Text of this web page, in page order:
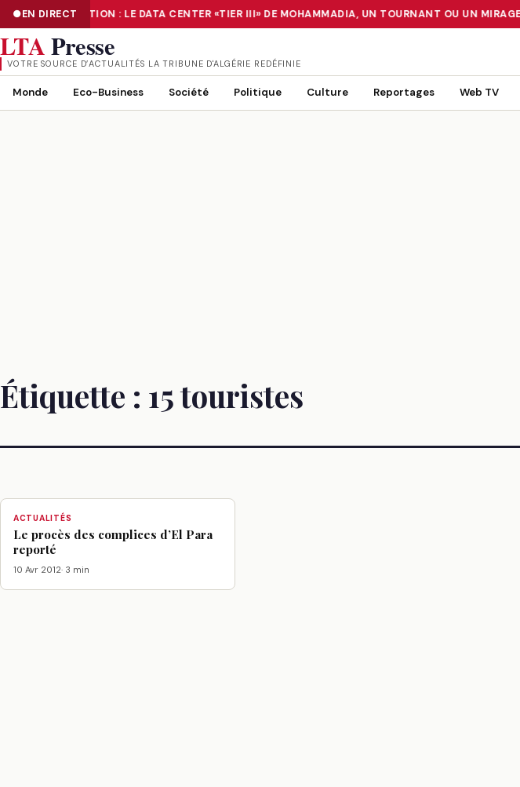
EN DIRECT
NUMÉRISATION : LE DATA CENTER «TIER III» DE MOHAMMADIA, UN TOURNANT OU UN MIRAGE
NUMÉRISATION : LE DATA CENTER «TIER III» DE MOHAMMADIA, UN TOURNANT OU UN MIRAGE ?•
LTAPresse
VOTRE SOURCE D’ACTUALITÉS LA TRIBUNE D'ALGÉRIE REDÉFINIE
Monde Eco-Business Société Politique Culture Reportages Web TV
Étiquette : 15 touristes
ACTUALITÉS
Le procès des complices d’El Para
reporté
10 Avr 2012· 3 min